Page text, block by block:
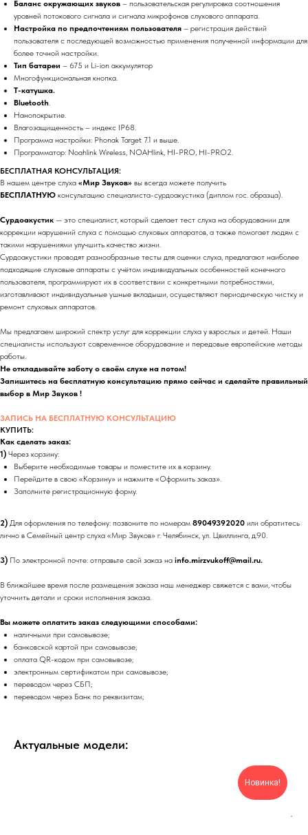
Баланс окружающих звуков – пользовательская регулировка соотношения
уровней потокового сигнала и сигнала микрофонов слухового аппарата.
Настройка по предпочтениям пользователя – регистрация действий
пользователя с последующей возможностью применения полученной информации для
более точной настройки.
Тип батареи – 675 и Li-ion аккумулятор
Многофункциональная кнопка.
Т-катушка.
Bluetooth.
Нанопокрытие.
Влагозащищенность – индекс IP68.
Программа настройки: Phonak Target 7.1 и выше.
Программатор: Noahlink Wireless, NOAHlink, HI-PRO, HI-PRO2.
БЕСПЛАТНАЯ КОНСУЛЬТАЦИЯ:
В нашем центре слуха «Мир Звуков» вы всегда можете получить
БЕСПЛАТНУЮ консультацию специалиста-сурдоакустика (диплом гос. образца).
Сурдоакустик — это специалист, который сделает тест слуха на оборудовании для
коррекции нарушений слуха с помощью слуховых аппаратов, а также помогает людям с
такими нарушениями улучшить качество жизни.
Сурдоакустики проводят разнообразные тесты для оценки слуха, предлагают наиболее
подходящие слуховые аппараты с учётом индивидуальных особенностей конечного
пользователя, программируют их в соответствии с конкретными потребностями,
изготавливают индивидуальные ушные вкладыши, осуществляют периодическую чистку и
ремонт слуховых аппаратов.
Мы предлагаем широкий спектр услуг для коррекции слуха у взрослых и детей. Наши
специалисты используют современное оборудование и передовые европейские методы
работы.
Не откладывайте заботу о своём слухе на потом!
Запишитесь на бесплатную консультацию прямо сейчас и сделайте правильный
выбор в Мир Звуков !
ЗАПИСЬ НА БЕСПЛАТНУЮ КОНСУЛЬТАЦИЮ
КУПИТЬ:
Как сделать заказ:
1) Через корзину:
Выберите необходимые товары и поместите их в корзину.
Перейдите в свою «Корзину» и нажмите «Оформить заказ».
Заполните регистрационную форму.
2) Для оформления по телефону: позвоните по номерам 89049392020 или обратитесь
лично в Семейный центр слуха «Мир Звуков» г. Челябинск, ул. Цвиллинга, д.90.
3) По электронной почте: отправьте свой заказ на info.mirzvukoff@mail.ru.
В ближайшее время после размещения заказа наш менеджер свяжется с вами, чтобы
уточнить детали и сроки исполнения заказа.
Вы можете оплатить заказ следующими способами:
наличными при самовывозе;
банковской картой при самовывозе;
оплата QR-кодом при самовывозе;
электронным сертификатом при самовывозе;
переводом через СБП;
переводом через Банк по реквизитам;
Актуальные модели:
Новинка!